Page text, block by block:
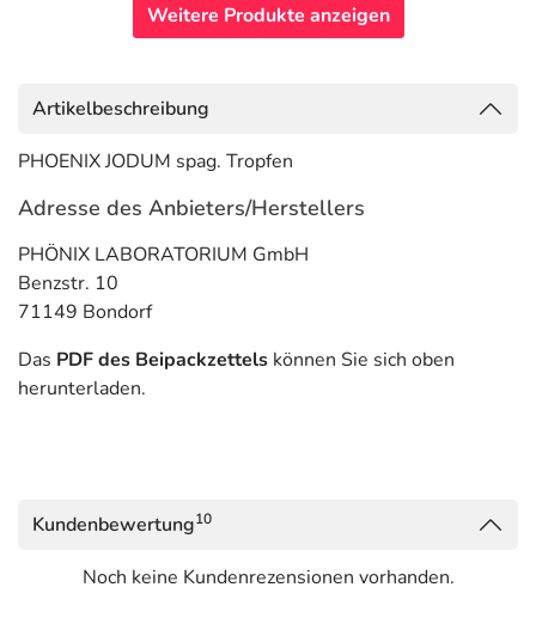
Weitere Produkte anzeigen
Artikelbeschreibung
PHOENIX JODUM spag. Tropfen
Adresse des Anbieters/Herstellers
PHÖNIX LABORATORIUM GmbH
Benzstr. 10
71149 Bondorf
Das PDF des Beipackzettels können Sie sich oben
herunterladen.
Kundenbewertung10
Noch keine Kundenrezensionen vorhanden.